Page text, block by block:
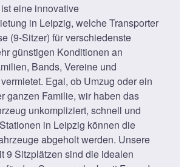
eine innovative
in Leipzig, welche Transporter
(9-Sitzer) für verschiedenste
günstigen Konditionen an
Bands, Vereine und
Egal, ob Umzug oder ein
ganzen Familie, wir haben das
unkompliziert, schnell und
in Leipzig können die
abgeholt werden. Unsere
9 Sitzplätzen sind die idealen